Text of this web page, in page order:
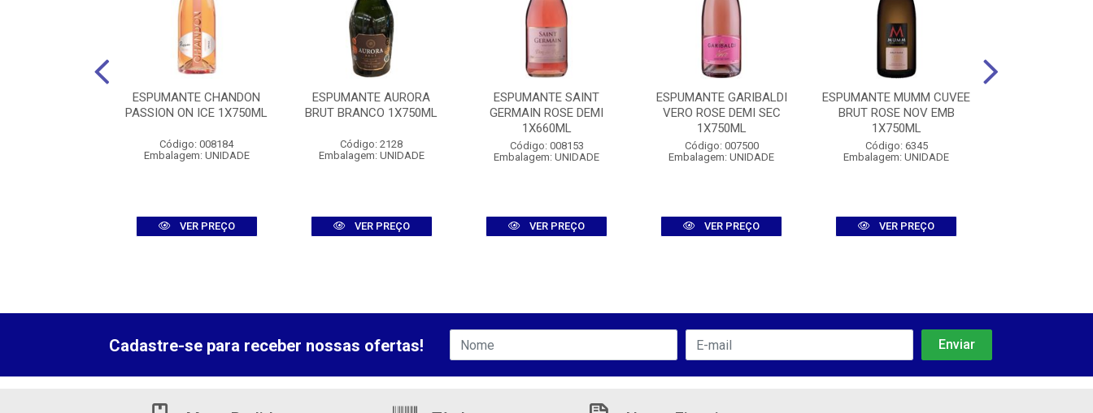
ESPUMANTE CHANDON
PASSION ON ICE 1X750ML
Código: 008184
Embalagem: UNIDADE
VER PREÇO
ESPUMANTE AURORA
BRUT BRANCO 1X750ML
Código: 2128
Embalagem: UNIDADE
VER PREÇO
ESPUMANTE SAINT
GERMAIN ROSE DEMI
1X660ML
Código: 008153
Embalagem: UNIDADE
VER PREÇO
ESPUMANTE GARIBALDI
VERO ROSE DEMI SEC
1X750ML
Código: 007500
Embalagem: UNIDADE
VER PREÇO
ESPUMANTE MUMM CUVEE
BRUT ROSE NOV EMB
1X750ML
Código: 6345
Embalagem: UNIDADE
VER PREÇO
Cadastre-se para receber nossas ofertas!